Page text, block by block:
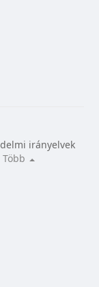
irányelvek
Több